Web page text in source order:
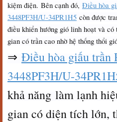
kiệm điện. Bên cạnh đó, Điều hòa
3448PF3H/U-34PR1H5 còn được
điều khiển hướng gió linh hoạt và có
gian có trần cao nhờ hệ thống thổi
⇒ Điều hòa giấu trần
3448PF3H/U-
khả năng làm lạnh
gian có diện tích lớn,